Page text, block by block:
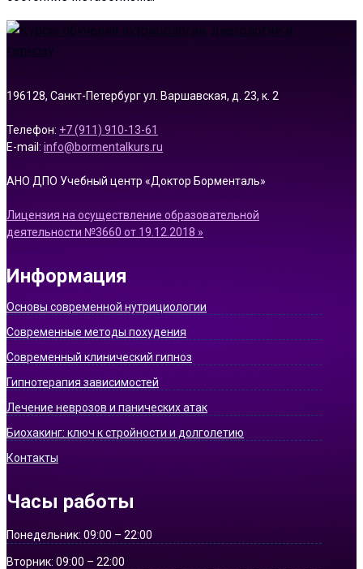
196128, Санкт-Петербург ул. Варшавская, д. 23, к. 2
Телефон: +7 (911) 910-13-61
E-mail: info@bormentalkurs.ru
АНО ДПО Учебный центр «Доктор Борменталь»
Лицензия на осуществление образовательной
деятельности №3660 от 19.12.2018 »
Информация
Основы современной нутрициологии
Современные методы похудения
Современный клинический гипноз
Гипнотерапия зависимостей
Лечение неврозов и панических атак
Биохакинг: ключ к стройности и долголетию
Контакты
Часы работы
Понедельник: 09:00 – 22:00
Вторник: 09:00 – 22:00